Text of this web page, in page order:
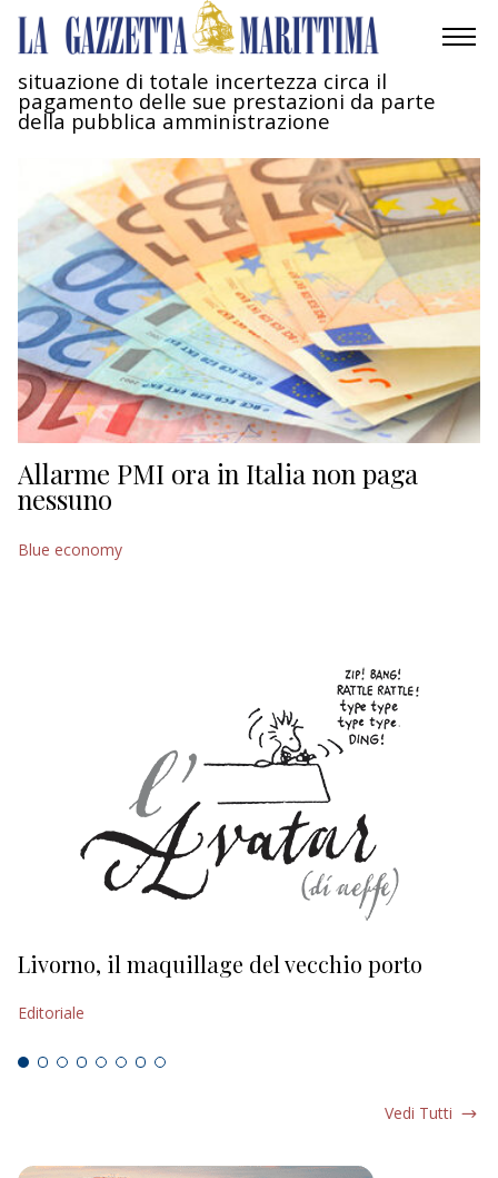
AMBIENTE
INDUSTRIA
RICERCA
ECONOMIA
TURISMO
CULTURA
NAUTICA
situazione di totale incertezza circa il
pagamento delle sue prestazioni da parte
della pubblica amministrazione
Allarme PMI ora in Italia non paga
nessuno
Blue economy
Livorno, il maquillage del vecchio porto
Editoriale
Vedi Tutti